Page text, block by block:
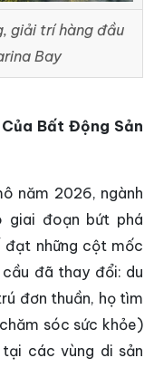
giải trí hàng đầu
Bay
Bất Động Sản
năm 2026, ngành
giai đoạn bứt phá
đạt những cột mốc
đã thay đổi: du
đơn thuần, họ tìm
sóc sức khỏe)
các vùng di sản